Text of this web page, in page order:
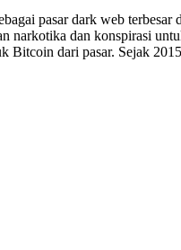
pasar dark web
dan konspirasi
dari pasar. Sejak